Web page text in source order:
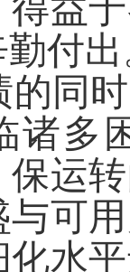
益
勤付
的同
诸多
运
可
化水